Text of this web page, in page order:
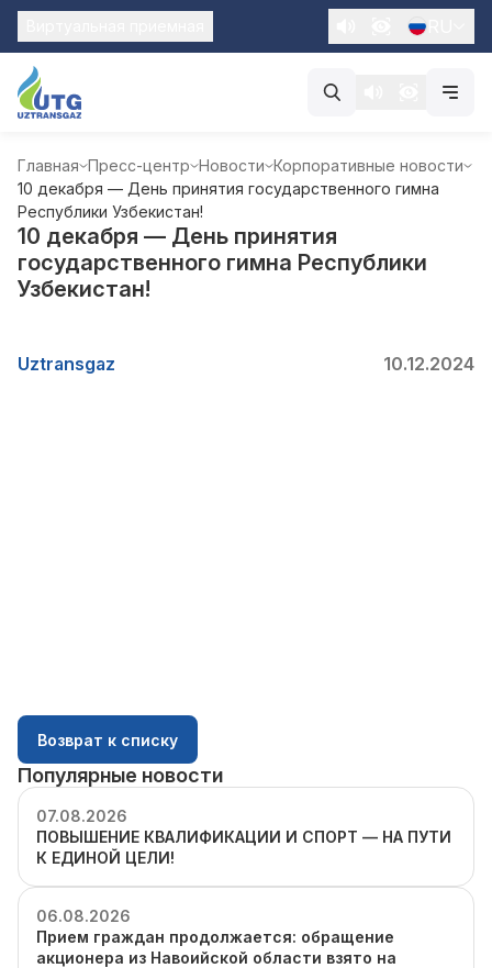
Главная Пресс-центр Новости Корпоративные новости
10 декабря — День принятия государственного гимна
Республики Узбекистан!
10 декабря — День принятия
государственного гимна Республики
Узбекистан!
Uztransgaz 10.12.2024
Возврат к списку
Популярные новости
07.08.2026
ПОВЫШЕНИЕ КВАЛИФИКАЦИИ И СПОРТ — НА ПУТИ
К ЕДИНОЙ ЦЕЛИ!
06.08.2026
Прием граждан продолжается: обращение
акционера из Навоийской области взято на